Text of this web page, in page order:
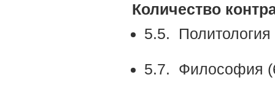
Количество
5.5.
5.7.